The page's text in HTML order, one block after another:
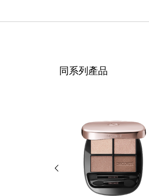
同系列產品